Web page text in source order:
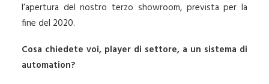
l’apertura del nostro terzo showroom, prevista per la
fine del 2020.
Cosa chiedete voi, player di settore, a un sistema di
automation?